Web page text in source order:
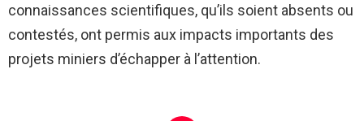
connaissances scientifiques, qu’ils soient absents ou
contestés, ont permis aux impacts importants des
projets miniers d’échapper à l’attention.